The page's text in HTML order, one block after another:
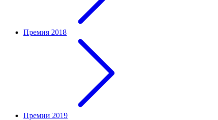
Премия 2018
Премии 2019